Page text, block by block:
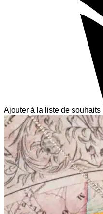
Ajouter à la liste de souhaits